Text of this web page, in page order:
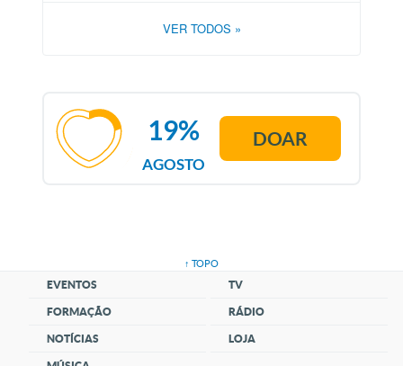
VER TODOS »
AGOSTO
19% DOAR
↑ TOPO
EVENTOS
FORMAÇÃO
NOTÍCIAS
TV
RÁDIO
LOJA